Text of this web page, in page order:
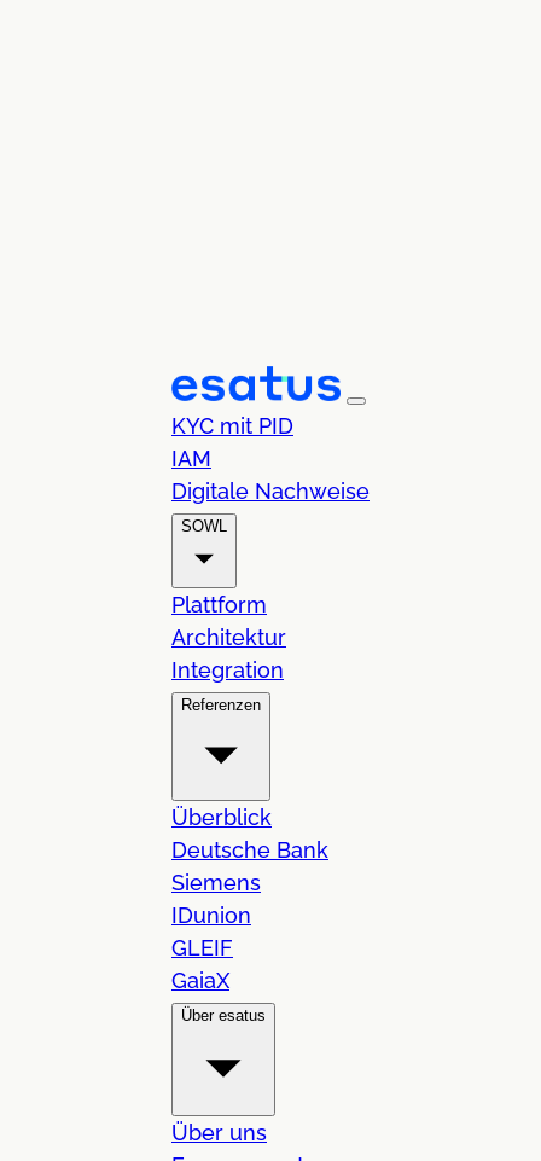
KYC mit PID
IAM
Digitale Nachweise
SOWL
Plattform
Architektur
Integration
Referenzen
Überblick
Deutsche Bank
Siemens
IDunion
GLEIF
GaiaX
Über esatus
Über uns